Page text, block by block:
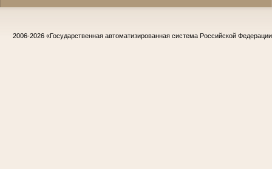
2006-2026 «Государственная автоматизированная система Российской